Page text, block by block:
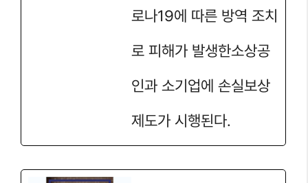
로나19에 따른 방역 조치
로 피해가 발생한소상공
인과 소기업에 손실보상
제도가 시행된다.